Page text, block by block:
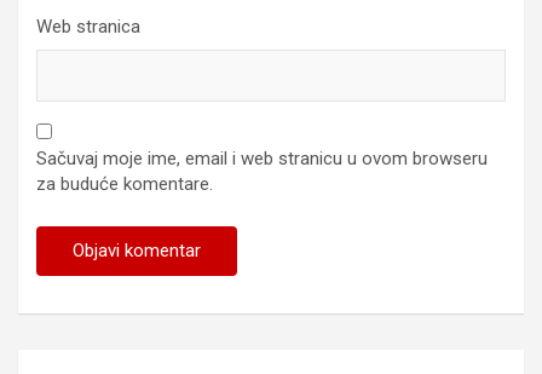
Web stranica
Sačuvaj moje ime, email i web stranicu u ovom browseru
za buduće komentare.